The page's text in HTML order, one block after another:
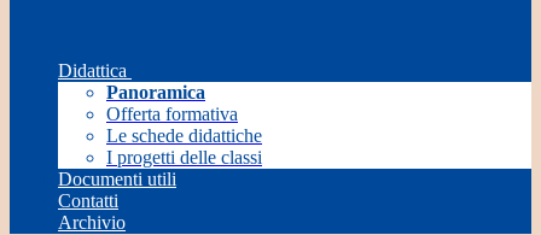
Didattica
Panoramica
Offerta formativa
Le schede didattiche
I progetti delle classi
Documenti utili
Contatti
Archivio